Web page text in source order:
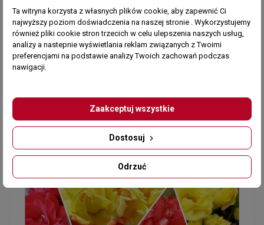
cenią piękno, różnorodność i artystyczny wyraz w
przydomowej przestrzeni. Róże rabatowe z tej
serii są odporne, długo kwitnące i niezwykle
efektowne – doskonałe na rabaty, obwódki czy
jako główny element ogrodowej aranżacji.
Ta witryna korzysta z własnych plików cookie, aby zapewnić Ci
najwyższy poziom doświadczenia na naszej stronie . Wykorzystujemy
również pliki cookie stron trzecich w celu ulepszenia naszych usług,
analizy a nastepnie wyświetlania reklam związanych z Twoimi
preferencjami na podstawie analizy Twoich zachowań podczas
nawigacji.
Odrzuć
Dostosuj
Zaakceptuj wszystkie